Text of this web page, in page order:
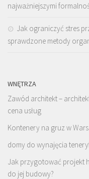
najważniejszymi
Jak ograniczyć stres
sprawdzone metody
WNĘTRZA
Zawód architekt –
cena usług
Kontenery na gruz w
domy do wynajęcia
Jak przygotować projekt
do jej budowy?